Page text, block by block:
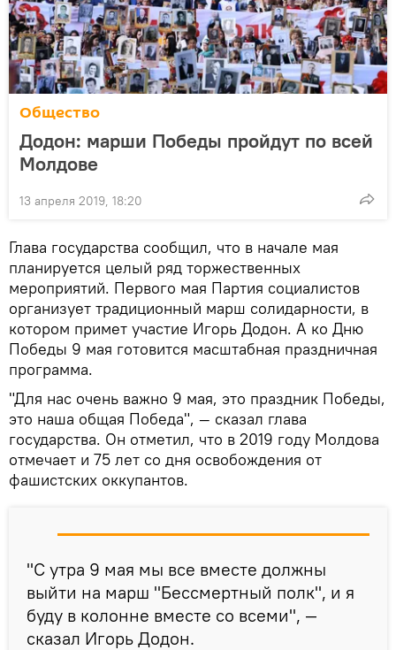
Общество
Додон: марши Победы пройдут по всей
Молдове
13 апреля 2019, 18:20
Глава государства сообщил, что в начале мая
планируется целый ряд торжественных
мероприятий. Первого мая Партия социалистов
организует традиционный марш солидарности, в
котором примет участие Игорь Додон. А ко Дню
Победы 9 мая готовится масштабная праздничная
программа.
"Для нас очень важно 9 мая, это праздник Победы,
это наша общая Победа", — сказал глава
государства. Он отметил, что в 2019 году Молдова
отмечает и 75 лет со дня освобождения от
фашистских оккупантов.
"С утра 9 мая мы все вместе должны
выйти на марш "Бессмертный полк", и я
буду в колонне вместе со всеми", —
сказал Игорь Додон.